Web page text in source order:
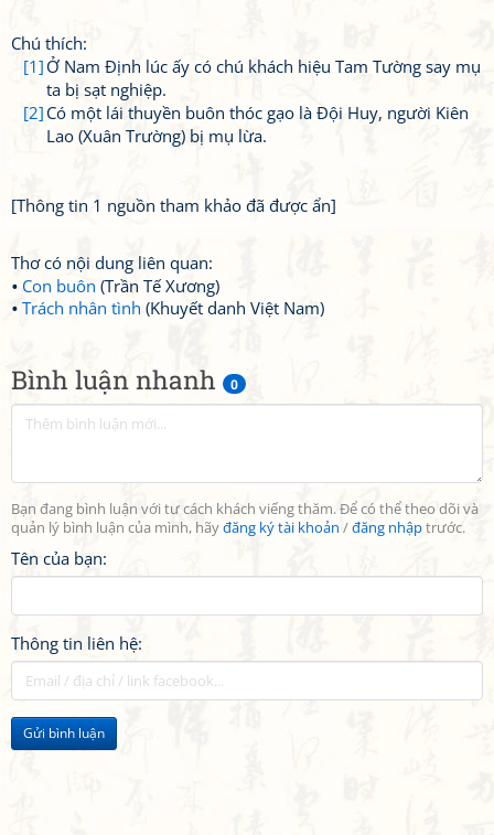
Bình luận nhanh 0
Bạn đang bình luận với tư cách khách viếng thăm. Để có thể theo dõi và
quản lý bình luận của mình, hãyđăng ký tài khoản /đăng nhậptrước.
Tên của bạn:
Thông tin liên hệ:
Gửi bình luận
Chú thích:
[1] Ở Nam Định lúc ấy có chú khách hiệu Tam Tường say mụ
ta bị sạt nghiệp.
[2] Có một lái thuyền buôn thóc gạo là Đội Huy, người Kiên
Lao (Xuân Trường) bị mụ lừa.
[Thông tin 1 nguồn tham khảo đã được ẩn]
Thơ có nội dung liên quan:
Con buôn (Trần Tế Xương)
Trách nhân tình (Khuyết danh Việt Nam)